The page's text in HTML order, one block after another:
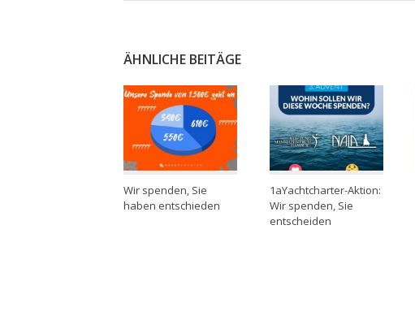
ÄHNLICHE BEITÄGE
Wir spenden, Sie
haben entschieden
1aYachtcharter-Aktion:
Wir spenden, Sie
entscheiden